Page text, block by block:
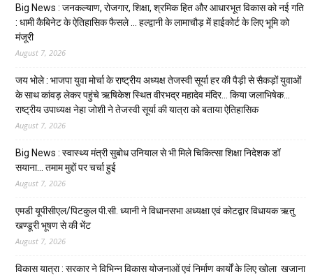
Big News : जनकल्याण, रोजगार, शिक्षा, श्रमिक हित और आधारभूत विकास को नई गति
: धामी कैबिनेट के ऐतिहासिक फैसले … हल्द्वानी के लामाचौड़ में हाईकोर्ट के लिए भूमि को
मंजूरी
August 7, 2026
जय भोले : भाजपा युवा मोर्चा के राष्ट्रीय अध्यक्ष तेजस्वी सूर्या हर की पैड़ी से सैकड़ों युवाओं
के साथ कांवड़ लेकर पहुंचे ऋषिकेश स्थित वीरभद्र महादेव मंदिर… किया जलाभिषेक…
राष्ट्रीय उपाध्यक्ष नेहा जोशी ने तेजस्वी सूर्या की यात्रा को बताया ऐतिहासिक
August 7, 2026
Big News : स्वास्थ्य मंत्री सुबोध उनियाल से भी मिले चिकित्सा शिक्षा निदेशक डॉ
सयाना… तमाम मुद्दों पर चर्चा हुई
August 7, 2026
एमडी यूपीसीएल/पिटकुल पी.सी. ध्यानी ने विधानसभा अध्यक्षा एवं कोटद्वार विधायक ऋतु
खण्डूरी भूषण से की भेंट
August 7, 2026
विकास यात्रा : सरकार ने विभिन्न विकास योजनाओं एवं निर्माण कार्यों के लिए खोला खजाना